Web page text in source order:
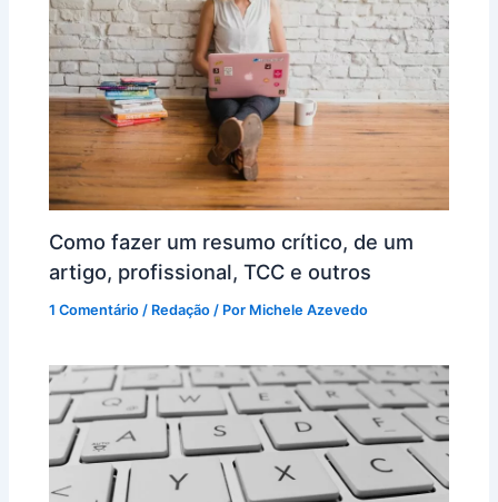
Como fazer um resumo crítico, de um
artigo, profissional, TCC e outros
1 Comentário / Redação / Por Michele Azevedo